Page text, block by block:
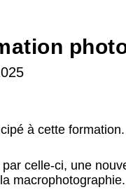
à cette formation.
celle-ci, une